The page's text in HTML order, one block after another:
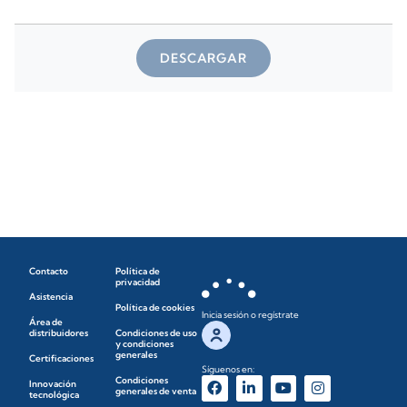
DESCARGAR
Contacto
Asistencia
Área de
distribuidores
Certificaciones
Innovación
tecnológica
Política de
privacidad
Política de cookies
Condiciones de uso
y condiciones
generales
Condiciones
generales de venta
Inicia sesión o regístrate
Síguenos en: